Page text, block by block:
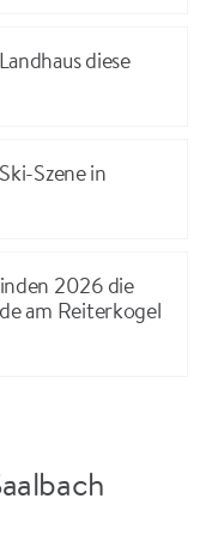
diese
Szene in
2026 die
am Reiterkogel